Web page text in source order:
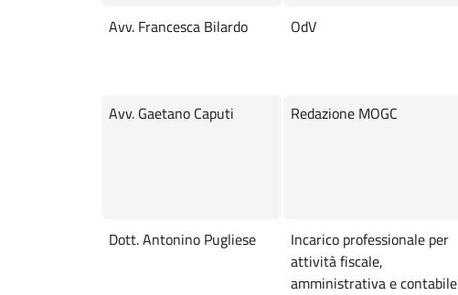
Avv. Francesca Bilardo OdV
Avv. Gaetano Caputi Redazione MOGC
Dott. Antonino Pugliese
Incarico professionale per
attività fiscale,
amministrativa e contabile